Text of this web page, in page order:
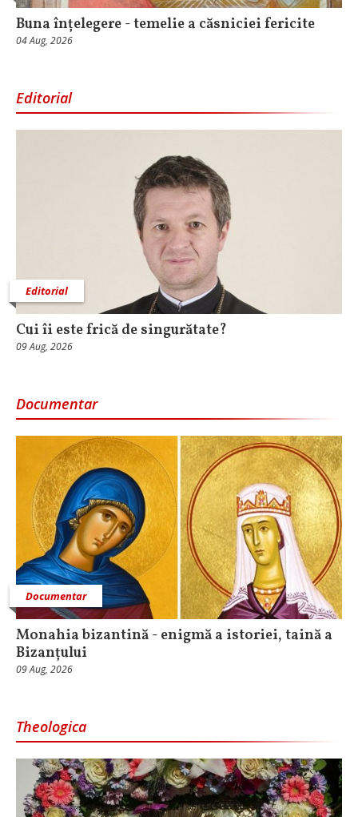
Buna înțelegere - temelie a căsniciei fericite
04 Aug, 2026
Editorial
Editorial
Cui îi este frică de singurătate?
09 Aug, 2026
Documentar
Documentar
Monahia bizantină - enigmă a istoriei, taină a
Bizanțului
09 Aug, 2026
Theologica